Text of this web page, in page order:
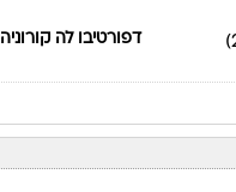
דפורטיבו לה קורוניה